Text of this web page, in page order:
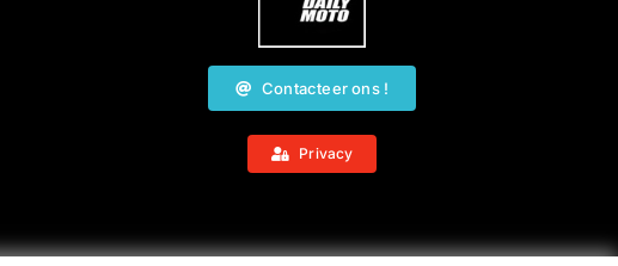
Contacteer ons !
Privacy